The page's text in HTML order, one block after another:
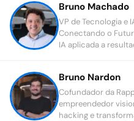
Bruno Machado
VP de Tecnologia e
Conectando o
IA aplicada a
Bruno Nardon
Cofundador da
empreendedor
hacking e